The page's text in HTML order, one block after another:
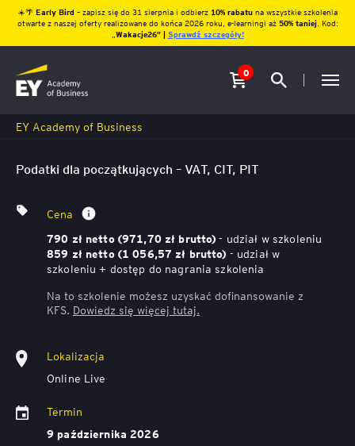
☀️🌴 Early Bird – zapisz się do 31 sierpnia i odbierz10% rabatu na wszystkie szkolenia
otwarte z naszej oferty realizowane do końca 2026 roku, e-learningi aż 50% taniej. Kod:
Wakacje26″ | Sprawdź szczegóły!
0
EY Academy of Business
Podatki dla początkujących – VAT, CIT, PIT
Cena
790 zł netto (971,70 zł brutto) - udział w szkoleniu
859 zł netto (1 056,57 zł brutto) - udział w
szkoleniu + dostęp do nagrania szkolenia
Na to szkolenie możesz uzyskać dofinansowanie z
KFS. Dowiedz się więcej tutaj.
Lokalizacja
Online Live
Termin
9 października 2026